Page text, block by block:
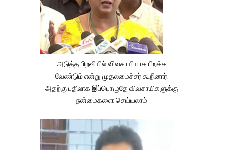
அடுத்த பிறவியில் விவசாயியாக பிறக்க
வேண்டும் என்று முதலமைச்சர் கூறினார்.
அதற்கு பதிலாக இப்பொழுதே விவசாயிகளுக்கு
நன்மைகளை செய்யலாம்